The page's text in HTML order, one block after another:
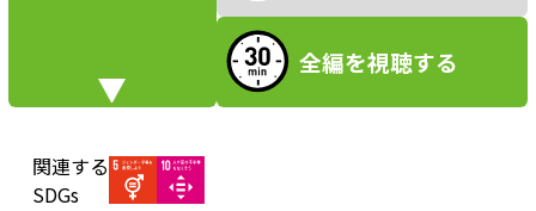
i 全編を視聴する
関連する
SDGs